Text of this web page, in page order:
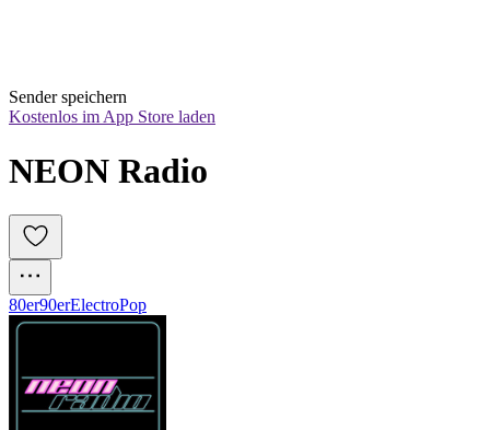
Sender speichern
Kostenlos im App Store laden
NEON Radio
80er90erElectroPop